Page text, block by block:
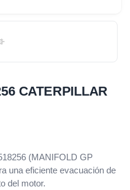
CATERPILLAR
(MANIFOLD GP
una eficiente evacuación de
del motor.